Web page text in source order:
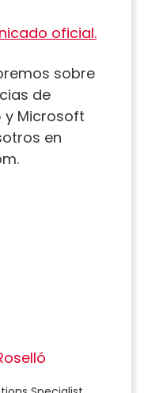
oficial.
sobre
de
y Microsoft
en